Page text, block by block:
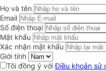
Họ và tên
Email
Số điện thoại
Mật khẩu
Xác nhận mật khẩu
Giới tính
Tôi đồng ý vớiĐiều khoản sử